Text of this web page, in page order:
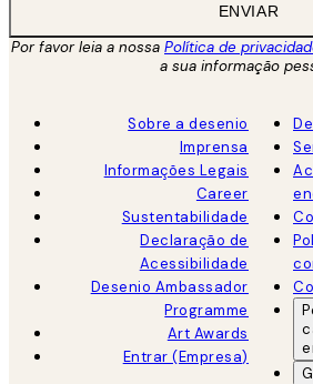
ENVIAR
Por favor leia a nossa Política de
a sua informação
Sobre a desenio
Imprensa
Informações Legais
Career
Sustentabilidade
Declaração de
Acessibilidade
Desenio Ambassador
Programme
Art Awards
Entrar (Empresa)